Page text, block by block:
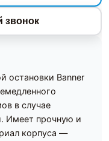
звонок
остановки Banner
в случае
Имеет прочную и
корпуса —